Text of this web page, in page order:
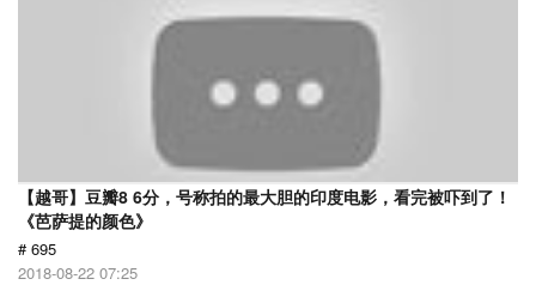
【越哥】豆瓣8 6分，号称拍的最大胆的印度电影，看完被吓到了！
《芭萨提的颜色》
# 695
2018-08-22 07:25